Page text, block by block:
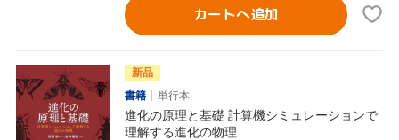
カートへ追加
新品
書籍
単行本
進化の原理と基礎 計算機シミュレーションで
理解する進化の物理